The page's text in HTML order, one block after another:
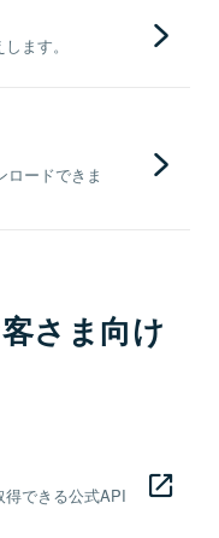
ます。
ロードできま
さま向け
できる公式API